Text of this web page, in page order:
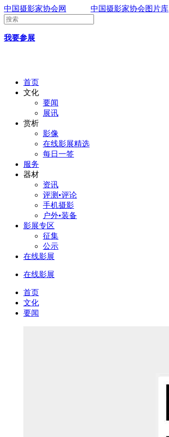
中国摄影家协会网 中国摄影家协会图片库
我要参展
首页
文化
要闻
展讯
赏析
影像
在线影展精选
每日一签
服务
器材
资讯
评测•评论
手机摄影
户外•装备
影展专区
征集
公示
在线影展
在线影展
首页
文化
要闻